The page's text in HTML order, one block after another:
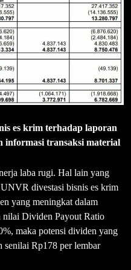
es krim terhadap laporan
informasi transaksi material
laba rugi. Hal lain yang
divestasi bisnis es krim
yang meningkat dalam
nilai Dividen Payout Ratio
maka potensi dividen yang
Rp178 per lembar